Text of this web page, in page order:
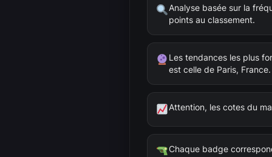
Analyse basée sur la
points au classement.
Les tendances les plus
est celle de Paris, France.
Attention, les cotes du
Chaque badge